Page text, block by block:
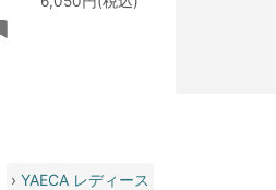
›YAECA レディース